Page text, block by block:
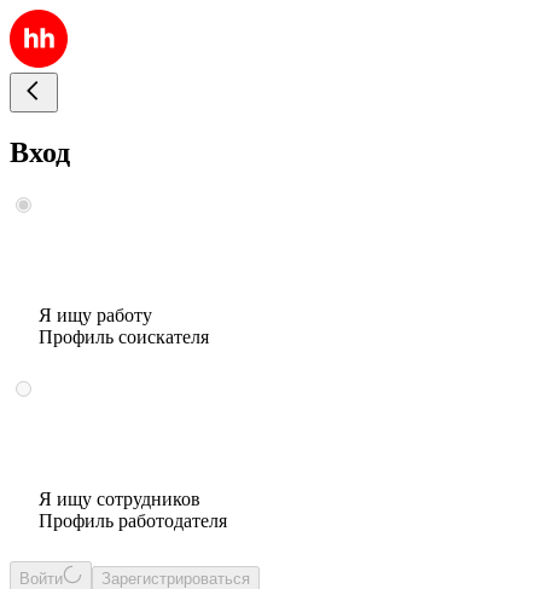
Вход
Я ищу работу
Профиль соискателя
Я ищу сотрудников
Профиль работодателя
Войти Зарегистрироваться